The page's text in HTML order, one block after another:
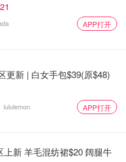
APP打开
更新 | 白女手包$39(原$48)
lululemon APP打开
上新 羊毛混纺裙$20 阔腿牛